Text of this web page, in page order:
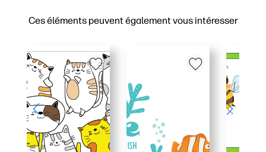
Ces éléments peuvent également vous intéresser